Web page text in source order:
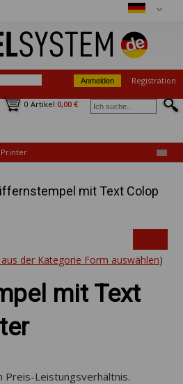
Registration
0 Artikel 0,00 €
mit Text Colop
der Kategorie Form auswählen)
mit Text
Preis-Leistungsverhältnis.